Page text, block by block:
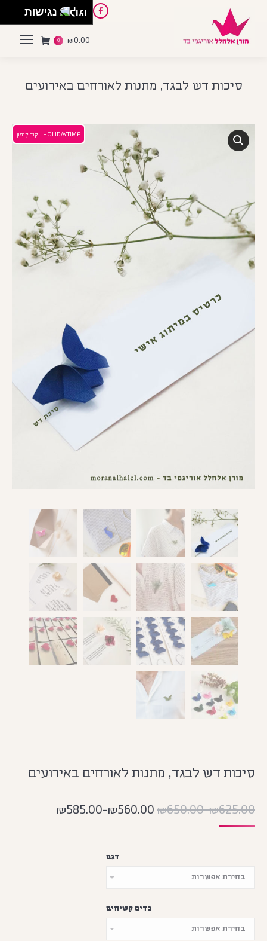
Facebook
Pinterest
Instagram
English
₪0.00
0
הספר
סיכות דש לבגד, מתנות לאורחים באירועים
HOLIDAYTIME - קוד קופון
סיכות דש לבגד, מתנות לאורחים באירועים
₪625.00
-
₪650.00
₪560.00
-
₪585.00
דגם
בדים קשיחים
נגישות